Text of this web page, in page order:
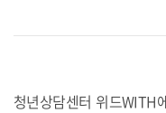
청년상담센터 위드WITH